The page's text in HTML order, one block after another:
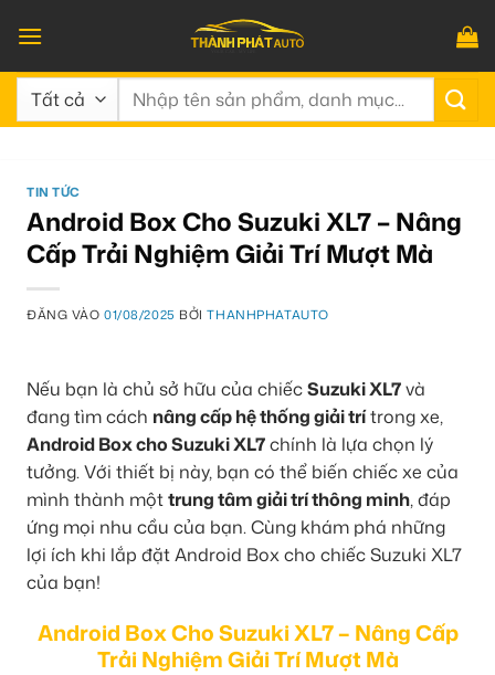
qua
nội
dung
Tìm
TIN TỨC
Android Box Cho Suzuki XL7 – Nâng
Cấp Trải Nghiệm Giải Trí Mượt Mà
ĐĂNG VÀO01/08/2025 BỞITHANHPHATAUTO
Nếu bạn là chủ sở hữu của chiếcSuzuki XL7và
đang tìm cách nâng cấp hệ thống giải trítrong xe,
Android Box cho Suzuki XL7chính là lựa chọn lý
tưởng. Với thiết bị này, bạn có thể biến chiếc xe của
mình thành mộttrung tâm giải trí thông minh, đáp
ứng mọi nhu cầu của bạn. Cùng khám phá những
lợi ích khi lắp đặt Android Box cho chiếc Suzuki XL7
của bạn!
Android Box Cho Suzuki XL7 – Nâng Cấp
Trải Nghiệm Giải Trí Mượt Mà